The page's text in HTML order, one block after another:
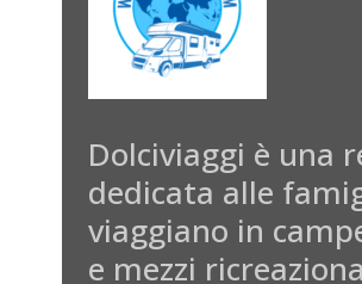
Dolciviaggi è una
dedicata alle
viaggiano in
e mezzi